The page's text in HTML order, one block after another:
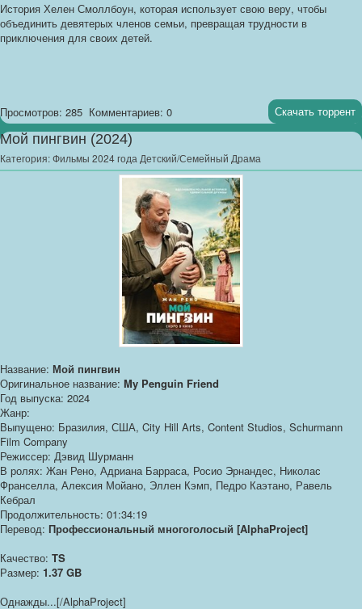
История Хелен Смоллбоун, которая использует свою веру, чтобы
объединить девятерых членов семьи, превращая трудности в
приключения для своих детей.
Просмотров: 285 Комментариев: 0 Скачать торрент
Мой пингвин (2024)
Категория:Фильмы 2024 года Детский/Семейный Драма
Название: Мой пингвин
Оригинальное название: My Penguin Friend
Год выпуска: 2024
Жанр:
Выпущено: Бразилия, США, City Hill Arts, Content Studios, Schurmann
Film Company
Режиссер: Дэвид Шурманн
В ролях: Жан Рено, Адриана Барраса, Росио Эрнандес, Николас
Франселла, Алексия Мойано, Эллен Кэмп, Педро Каэтано, Равель
Кебрал
Продолжительность: 01:34:19
Перевод: Профессиональный многоголосый [AlphaProject]
Качество: TS
Размер: 1.37 GB
Однажды...[/AlphaProject]